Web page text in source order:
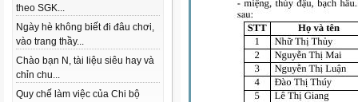
theo SGK...
Ngày hè không biết đi đâu chơi,
vào trang thầy...
Chào bạn N, tài liệu siêu hay và
chỉn chu...
Quy chế làm việc của Chi bộ